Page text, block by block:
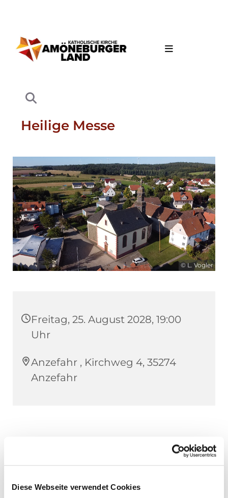
Diese Webseite verwendet Cookies
Heilige Messe
© L. Vogler
Freitag, 25. August 2028, 19:00
Uhr
Anzefahr , Kirchweg 4, 35274
Anzefahr